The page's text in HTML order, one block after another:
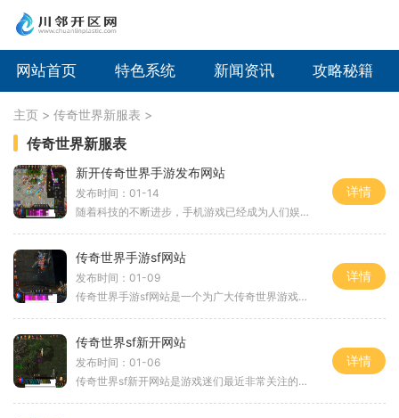
网站首页 特色系统 新闻资讯 攻略秘籍
主页 > 传奇世界新服表 >
传奇世界新服表
新开传奇世界手游发布网站
发布时间：01-14
随着科技的不断进步，手机游戏已经成为人们娱乐生活中不可或缺的一部分。而在众多手游中，传奇世界无疑是许多老玩家非常钟爱的一款游戏。一款新开传奇世界手游发布网站正式上
详情
传奇世界手游sf网站
发布时间：01-09
传奇世界手游sf网站是一个为广大传奇世界游戏爱好者提供服务的网站，通过该网站，玩家可以尽情享受传奇世界游戏的乐趣。传奇世界手游sf网站为玩家提供了丰富多样的游戏玩法，让
详情
传奇世界sf新开网站
发布时间：01-06
传奇世界sf新开网站是游戏迷们最近非常关注的话题。作为一款经典的多人在线角色扮演游戏，传奇世界sf一直以其精美的画面、丰富的游戏内容和令人兴奋的玩法吸引着众多玩家。这次
详情